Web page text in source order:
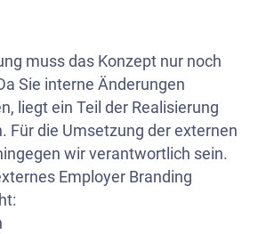
muss das Konzept nur noch
Sie interne Änderungen
liegt ein Teil der Realisierung
Für die Umsetzung der externen
wir verantwortlich sein.
Employer Branding